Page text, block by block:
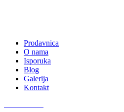
Prodavnica
O nama
Isporuka
Blog
Galerija
Kontakt